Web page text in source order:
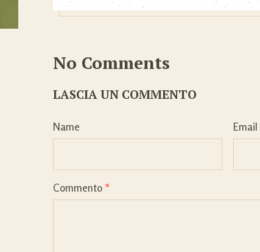
No Comments
LASCIA UN COMMENTO
Name Email
Commento *